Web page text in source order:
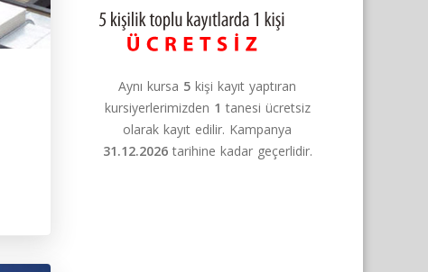
Aynı kursa 5 kişi kayıt yaptıran
kursiyerlerimizden 1 tanesi ücretsiz
olarak kayıt edilir. Kampanya
31.12.2026tarihine kadar geçerlidir.